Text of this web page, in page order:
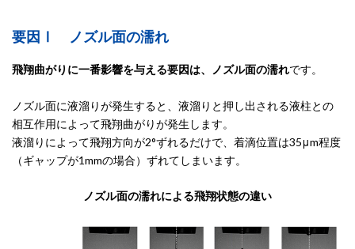
要因Ⅰ ノズル面の濡れ
飛翔曲がりに一番影響を与える要因は、ノズル面の濡れです。
ノズル面に液溜りが発生すると、液溜りと押し出される液柱との
相互作用によって飛翔曲がりが発生します。
液溜りによって飛翔方向が2°ずれるだけで、着滴位置は35μm程度
（ギャップが1mmの場合）ずれてしまいます。
ノズル面の濡れによる飛翔状態の違い